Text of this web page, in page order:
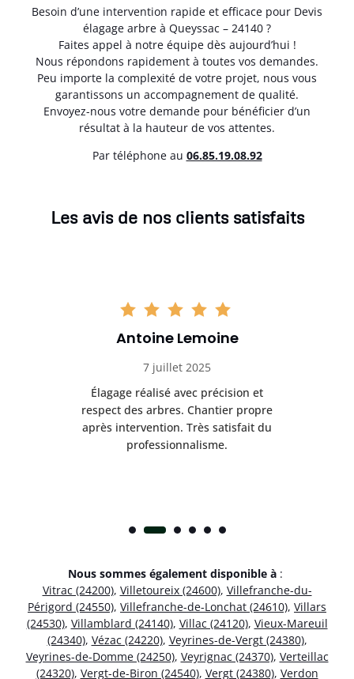
Besoin d’une intervention rapide et efficace pour Devis
élagage arbre à Queyssac – 24140 ?
Faites appel à notre équipe dès aujourd’hui !
Nous répondons rapidement à toutes vos demandes.
Peu importe la complexité de votre projet, nous vous
garantissons un accompagnement de qualité.
Envoyez-nous votre demande pour bénéficier d’un
résultat à la hauteur de vos attentes.
Par téléphone au 06.85.19.08.92
Les avis de nos clients satisfaits
Antoine Lemoine
7 juillet 2025
Élagage réalisé avec précision et
respect des arbres. Chantier propre
après intervention. Très satisfait du
professionnalisme.
Nous sommes également disponible à :
Vitrac (24200), Villetoureix (24600), Villefranche-du-
Périgord (24550), Villefranche-de-Lonchat (24610), Villars
(24530), Villamblard (24140), Villac (24120), Vieux-Mareuil
(24340), Vézac (24220), Veyrines-de-Vergt (24380),
Veyrines-de-Domme (24250), Veyrignac (24370), Verteillac
(24320), Vergt-de-Biron (24540), Vergt (24380), Verdon